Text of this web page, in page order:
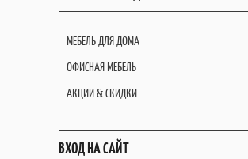
МЕБЕЛЬ ДЛЯ ДОМА
ОФИСНАЯ МЕБЕЛЬ
АКЦИИ & СКИДКИ
ВХОД НА САЙТ